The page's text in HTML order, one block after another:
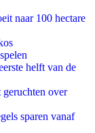
naar 100 hectare
helft van de
over
sparen vanaf